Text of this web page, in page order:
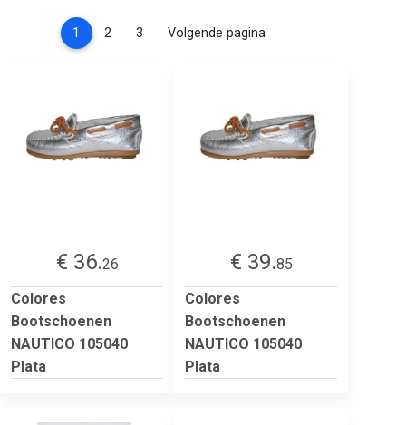
1 (current)
2 3 Volgende pagina
€ 36.26
Colores
Bootschoenen
NAUTICO 105040
Plata
€ 39.85
Colores
Bootschoenen
NAUTICO 105040
Plata